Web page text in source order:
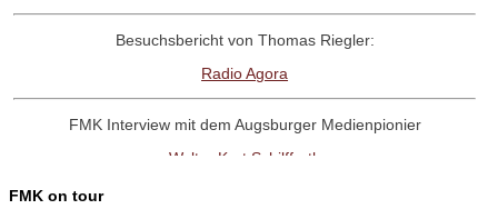
Besuchsbericht von Thomas Riegler:
Radio Agora
FMK Interview mit dem Augsburger Medienpionier
Walter Kurt Schilffarth
FMK on tour